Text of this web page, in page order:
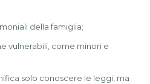
della famiglia;
vulnerabili, come minori e
solo conoscere le leggi, ma